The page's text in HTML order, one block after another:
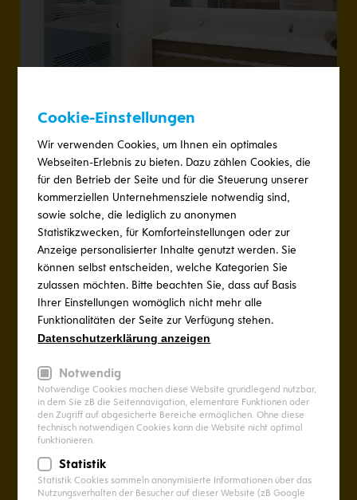
Bad Sanierung +2
Badmodernisierung in Natternbach
Cookie-Einstellungen
Wir verwenden Cookies, um Ihnen ein optimales
Webseiten-Erlebnis zu bieten. Dazu zählen Cookies, die
für den Betrieb der Seite und für die Steuerung unserer
kommerziellen Unternehmensziele notwendig sind,
sowie solche, die lediglich zu anonymen
Statistikzwecken, für Komforteinstellungen oder zur
Anzeige personalisierter Inhalte genutzt werden. Sie
können selbst entscheiden, welche Kategorien Sie
zulassen möchten. Bitte beachten Sie, dass auf Basis
Ihrer Einstellungen womöglich nicht mehr alle
Funktionalitäten der Seite zur Verfügung stehen.
Datenschutzerklärung anzeigen
Notwendig
Notwendige Cookies machen diese Website grundlegend nutzbar,
in dem Sie zB die Seitennavigation, elementare Funktionen oder
den Zugriff auf abgesicherte Bereiche ermöglichen. Ohne diese
technisch notwendigen Cookies kann die Website nicht optimal
funktionieren.
Statistik
Statistik Cookies sammeln anonymisierte Informationen über das
Nutzungsverhalten der Besucher auf dieser Website (zB Google